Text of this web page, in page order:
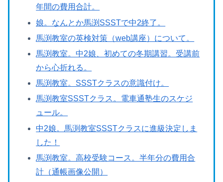
年間の費用合計。
娘。なんとか馬渕SSSTで中2終了。
馬渕教室の英検対策（web講座）について。
馬渕教室。中2娘、初めての冬期講習。受講前
から心折れる。
馬渕教室。SSSTクラスの意識付け。
馬渕教室SSSTクラス。電車通塾生のスケジ
ュール。
中2娘。馬渕教室SSSTクラスに進級決定しま
した！
馬渕教室。高校受験コース。半年分の費用合
計（通帳画像公開）